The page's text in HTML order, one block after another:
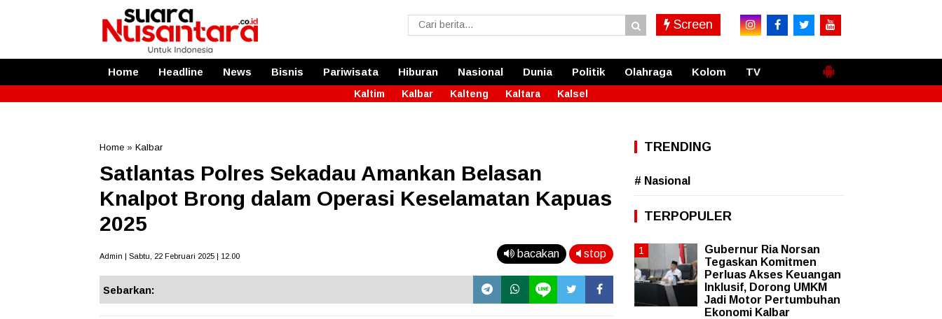
Screen
Home Headline News Bisnis Pariwisata Hiburan Nasional Dunia Politik Olahraga Kolom TV
Kaltim Kalbar Kalteng Kaltara Kalsel
Home » Kalbar
Satlantas Polres Sekadau Amankan Belasan
Knalpot Brong dalam Operasi Keselamatan Kapuas
2025
Admin | Sabtu, 22 Februari 2025 | 12.00 bacakan stop
Sebarkan:
TRENDING
# Nasional
TERPOPULER
Gubernur Ria Norsan
Tegaskan Komitmen
Perluas Akses Keuangan
Inklusif, Dorong UMKM
Jadi Motor Pertumbuhan
Ekonomi Kalbar